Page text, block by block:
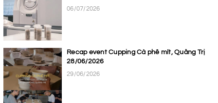
06/07/2026
Recap event Cupping Cà phê mít, Quảng Trị
28/06/2026
29/06/2026